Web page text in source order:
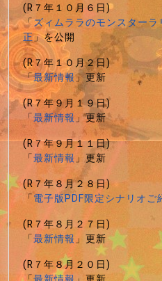
(R７年１０月６日)
「ズィムララのモンスター
正」を公開
(R７年１０月２日)
「最新情報」更新
(R７年９月１９日)
「最新情報」更新
(R７年９月１１日)
「最新情報」更新
(R７年８月２８日)
「電子版PDF限定シナリオご
(R７年８月２７日)
「最新情報」更新
(R７年８月２０日)